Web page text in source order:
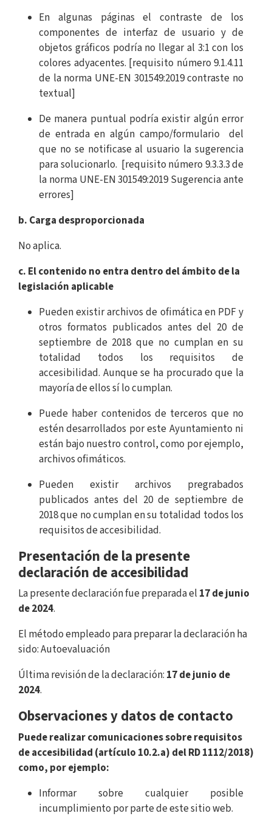
En algunas páginas el contraste de los
componentes de interfaz de usuario y de
objetos gráficos podría no llegar al 3:1 con los
colores adyacentes. [requisito número 9.1.4.11
de la norma UNE-EN 301549:2019 contraste no
textual]
De manera puntual podría existir algún error
de entrada en algún campo/formulario del
que no se notificase al usuario la sugerencia
para solucionarlo. [requisito número 9.3.3.3 de
la norma UNE-EN 301549:2019 Sugerencia ante
errores]
b. Carga desproporcionada
No aplica.
c. El contenido no entra dentro del ámbito de la
legislación aplicable
Pueden existir archivos de ofimática en PDF y
otros formatos publicados antes del 20 de
septiembre de 2018 que no cumplan en su
totalidad todos los requisitos de
accesibilidad. Aunque se ha procurado que la
mayoría de ellos sí lo cumplan.
Puede haber contenidos de terceros que no
estén desarrollados por este Ayuntamiento ni
están bajo nuestro control, como por ejemplo,
archivos ofimáticos.
Pueden existir archivos pregrabados
publicados antes del 20 de septiembre de
2018 que no cumplan en su totalidad todos los
requisitos de accesibilidad.
Presentación de la presente
declaración de accesibilidad
La presente declaración fue preparada el 17 de junio
de 2024.
El método empleado para preparar la declaración ha
sido: Autoevaluación
Última revisión de la declaración: 17 de junio de
2024.
Observaciones y datos de contacto
Puede realizar comunicaciones sobre requisitos
de accesibilidad (artículo 10.2.a) del RD 1112/2018)
como, por ejemplo:
Informar sobre cualquier posible
incumplimiento por parte de este sitio web.